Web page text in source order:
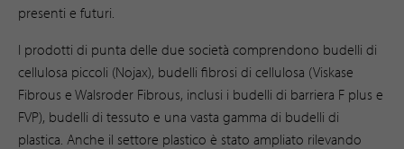
presenti e futuri.
I prodotti di punta delle due società comprendono budelli di
cellulosa piccoli (Nojax), budelli fibrosi di cellulosa (Viskase
Fibrous e Walsroder Fibrous, inclusi i budelli di barriera F plus e
FVP), budelli di tessuto e una vasta gamma di budelli di
plastica. Anche il settore plastico è stato ampliato rilevando